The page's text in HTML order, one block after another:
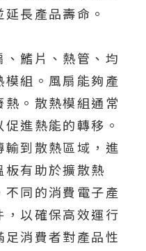
長產品壽命。
、鰭片、熱管、均
模組。風扇能夠產
熱。散熱模組通常
進熱能的轉移。
輸到散熱區域，進
板有助於擴散熱
不同的消費電子產
，以確保高效運行
足消費者對產品性